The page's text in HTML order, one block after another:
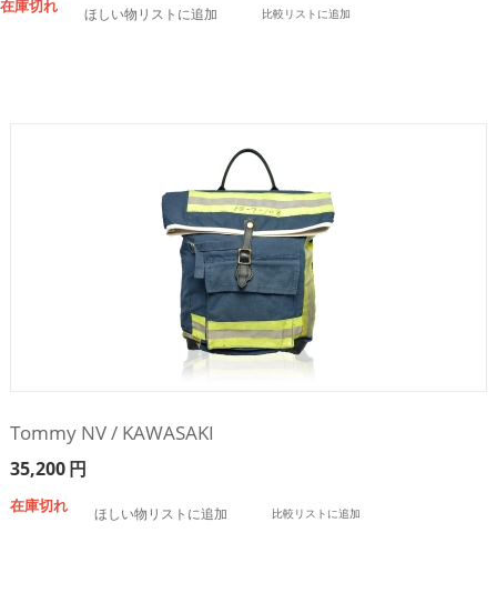
在庫切れ ほしい物リストに追加 比較リストに追加
Tommy NV / KAWASAKI
35,200円
在庫切れ ほしい物リストに追加 比較リストに追加